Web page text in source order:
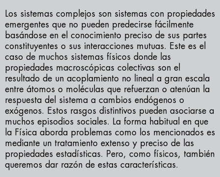
Los sistemas complejos son sistemas con propiedades
emergentes que no pueden predecirse fácilmente
basándose en el conocimiento preciso de sus partes
constituyentes o sus interacciones mutuas. Este es el
caso de muchos sistemas físicos donde las
propiedades macroscópicas colectivas son el
resultado de un acoplamiento no lineal a gran escala
entre átomos o moléculas que refuerzan o atenúan la
respuesta del sistema a cambios endógenos o
exógenos. Estos rasgos distintivos pueden asociarse a
muchos episodios sociales. La forma habitual en que
la Física aborda problemas como los mencionados es
mediante un tratamiento extenso y preciso de las
propiedades estadísticas. Pero, como físicos, también
queremos dar razón de estas características.